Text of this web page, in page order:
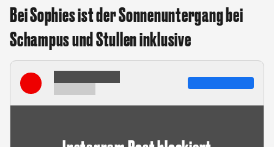
Bei Sophies ist der Sonnenuntergang bei
Schampus und Stullen inklusive